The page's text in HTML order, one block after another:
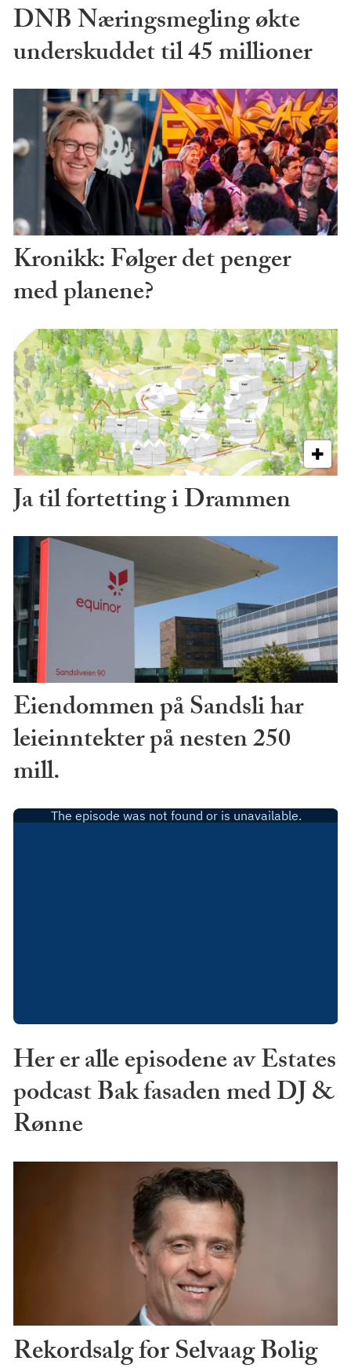
DNB Næringsmegling økte
underskuddet til 45 millioner
Kronikk: Følger det penger
med planene?
Ja til fortetting i Drammen
Eiendommen på Sandsli har
leieinntekter på nesten 250
mill.
Her er alle episodene av Estates
podcast Bak fasaden med DJ &
Rønne
Rekordsalg for Selvaag Bolig